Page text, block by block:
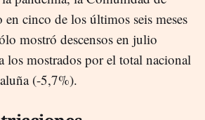
cinco de los últimos seis meses
mostró descensos en julio
los mostrados por el total nacional
(-5,7%).